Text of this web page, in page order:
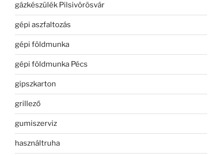
gázkészülék Pilsivörösvár
gépi aszfaltozás
gépi földmunka
gépi földmunka Pécs
gipszkarton
grillező
gumiszerviz
használtruha